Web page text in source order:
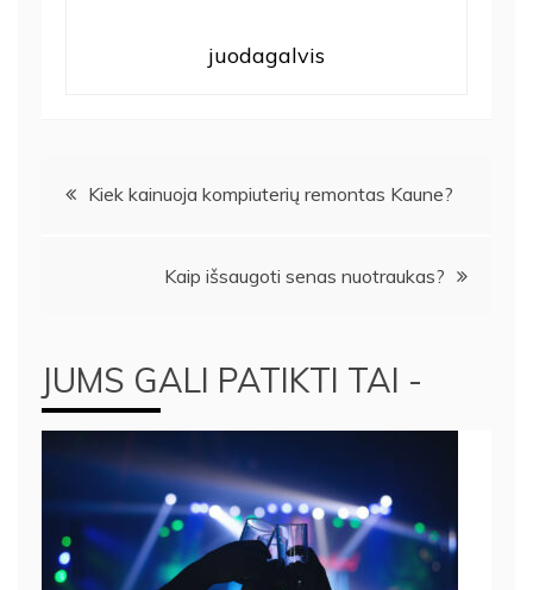
juodagalvis
Navigacija
Kiek kainuoja kompiuterių remontas Kaune?
Kaip išsaugoti senas nuotraukas?
JUMS GALI PATIKTI TAI -